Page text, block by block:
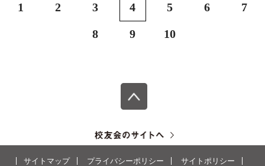
1 2 3 4 5 6 7
8 9 10
サイトマップ プライバシーポリシー サイトポリシー